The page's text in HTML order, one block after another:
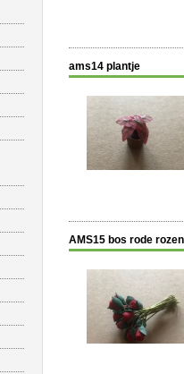
ams14 plantje
AMS15 bos rode rozen